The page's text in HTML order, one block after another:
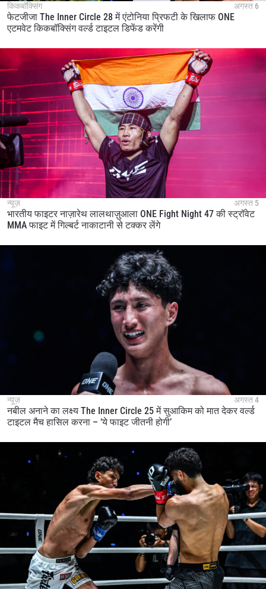
किकबॉक्सिंग अगस्त 6
फेटजीजा The Inner Circle 28 में एंटोनिया प्रिफटी के खिलाफ ONE
एटमवेट किकबॉक्सिंग वर्ल्ड टाइटल डिफेंड करेंगी
न्यूज़ अगस्त 5
भारतीय फाइटर नाज़ारेथ लालथाज़ुआला ONE Fight Night 47 की स्ट्रॉवेट
MMA फाइट में गिल्बर्ट नाकाटानी से टक्कर लेंगे
न्यूज़ अगस्त 4
नबील अनाने का लक्ष्य The Inner Circle 25 में सुआकिम को मात देकर वर्ल्ड
टाइटल मैच हासिल करना – ‘ये फाइट जीतनी होगी’